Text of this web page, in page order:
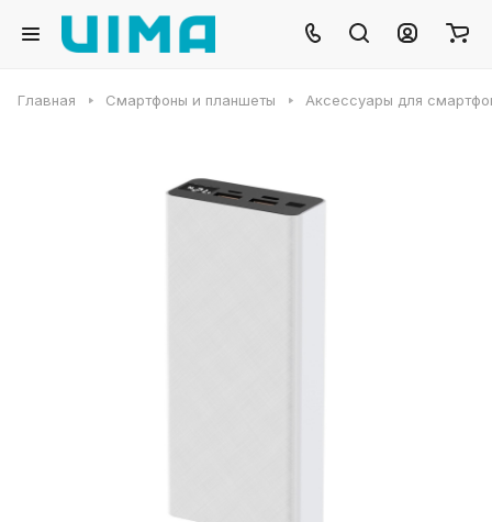
Главная Смартфоны и планшеты Аксессуары для